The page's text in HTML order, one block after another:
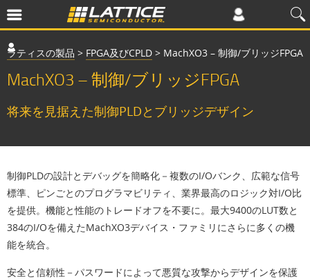
ラティスの製品 > FPGA及びCPLD > MachXO3 – 制御/ブリッジFPGA
MachXO3 – 制御/ブリッジFPGA
将来を見据えた制御PLDとブリッジデザイン
制御PLDの設計とデバッグを簡略化－複数のI/Oバンク、広範な信号
標準、ピンごとのプログラマビリティ、業界最高のロジック対I/O比
を提供。機能と性能のトレードオフを不要に。最大9400のLUT数と
384のI/Oを備えたMachXO3デバイス・ファミリにさらに多くの機
能を統合。
安全と信頼性－パスワードによって悪質な攻撃からデザインを保護